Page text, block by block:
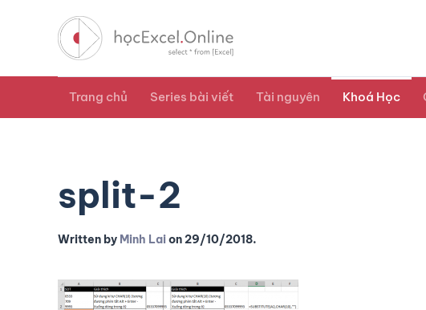
Trang chủ Series bài viết Tài nguyên Khoá Học
split-2
Written by Minh Laion29/10/2018.